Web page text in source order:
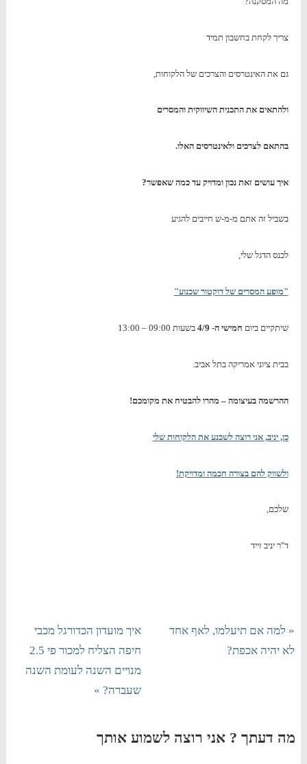
צריך לקחת בחשבון תמיד
גם את האינטרסים והצרכים של הלקוחות,
ולהתאים את התכנית השיווקית והמסרים
בהתאם לצרכים ולאינטרסים האלו.
איך עושים זאת נכון ומדויק עד כמה שאפשר?
בשביל זה אתם מ-מ-ש חייבים להגיע
לכנס הדגל שלי,
"מופע המסרים של דוקטור שכנוע"
שיתקיים ביום חמישי ה- 4/9 בשעות 09:00 – 13:00
בבית ציוני אמריקה בתל אביב.
ההרשמה בעיצומה – מהרו להבטיח את מקומכם!
כן, יניב, אני רוצה לשכנע את הלקוחות שלי
ולשווק להם בצורה חכמה ומדויקת!
שלכם,
ד"ר יניב זייד
« למה אם תיעלמו, לאף אחד
לא יהיה אכפת?
איך מועדון הכדורגל מכבי
חיפה הצליח למכור פי 2.5
מנויים השנה לעומת השנה
שעברה? »
מה דעתך ? אני רוצה לשמוע אותך